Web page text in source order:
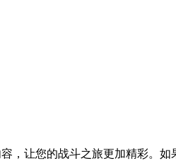
，让您的战斗之旅更加精彩。